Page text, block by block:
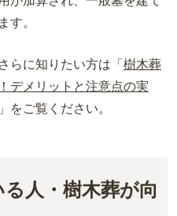
す。
らに知りたい方は「 樹木葬
デメリットと注意点の実
」をご覧ください。
人・樹木葬が向